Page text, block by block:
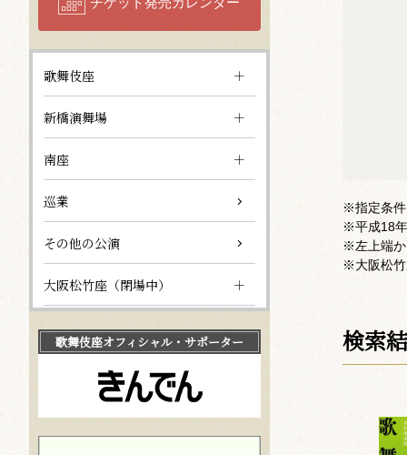
※指定条件
※平成18
※左上端か
※大阪松竹
検索
歌舞伎座
新橋演舞場
南座
巡業
その他の公演
大阪松竹座（閉場中）
歌舞伎座オフィシャル・サポーター